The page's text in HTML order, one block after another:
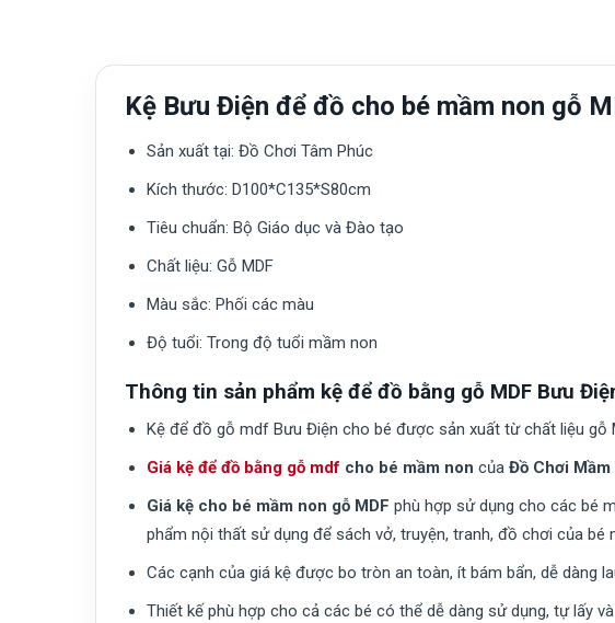
Kệ Bưu Điện để đồ cho bé mầm non gỗ
Sản xuất tại: Đồ Chơi Tâm Phúc
Kích thước: D100*C135*S80cm
Tiêu chuẩn: Bộ Giáo dục và Đào tạo
Chất liệu: Gỗ MDF
Màu sắc: Phối các màu
Độ tuổi: Trong độ tuổi mầm non
Thông tin sản phẩm kệ để đồ bằng gỗ MDF Bưu
Kệ để đồ gỗ mdf Bưu Điện cho bé được sản xuất từ chất liệu gỗ
Giá kệ để đồ bằng gỗ mdf cho bé mầm non của Đồ Chơi
Giá kệ cho bé mầm non gỗ MDF phù hợp sử dụng cho các bé
phẩm nội thất sử dụng để sách vở, truyện, tranh, đồ chơi của bé
Các cạnh của giá kệ được bo tròn an toàn, ít bám bẩn, dễ dàng
Thiết kế phù hợp cho cả các bé có thể dễ dàng sử dụng, tự lấy